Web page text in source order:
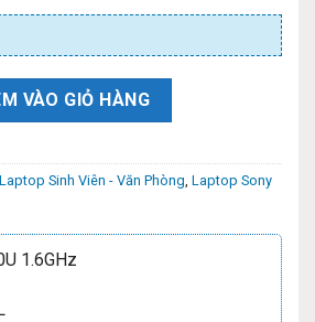
VÀO GIỎ HÀNG
Laptop Sinh Viên - Văn Phòng Laptop Sony
1.6GHz